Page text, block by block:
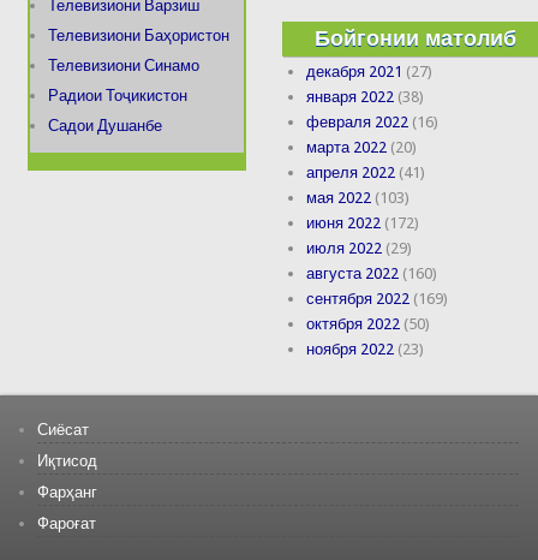
Телевизиони Варзиш
Телевизиони Баҳористон
Телевизиони Синамо
Радиои Тоҷикистон
Садои Душанбе
Бойгонии матолиб
декабря 2021 (27)
января 2022 (38)
февраля 2022 (16)
марта 2022 (20)
апреля 2022 (41)
мая 2022 (103)
июня 2022 (172)
июля 2022 (29)
августа 2022 (160)
сентября 2022 (169)
октября 2022 (50)
ноября 2022 (23)
Сиёсат
Иқтисод
Фарҳанг
Фароғат